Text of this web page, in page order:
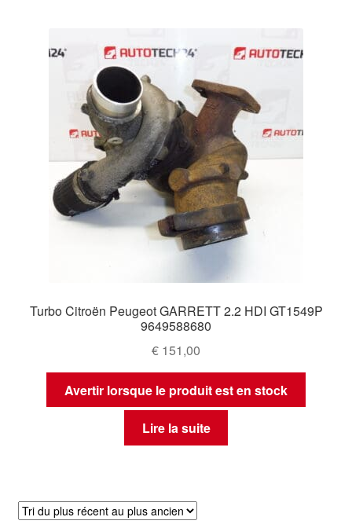
Turbo Citroën Peugeot GARRETT 2.2 HDI GT1549P
9649588680
€ 151,00
Avertir lorsque le produit est en stock
Lire la suite